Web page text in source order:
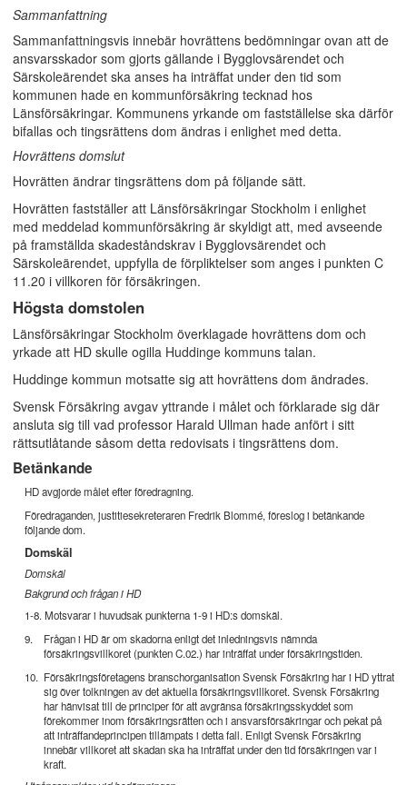
Sammanfattning
Sammanfattningsvis innebär hovrättens bedömningar ovan att de
ansvarsskador som gjorts gällande i Bygglovsärendet och
Särskoleärendet ska anses ha inträffat under den tid som
kommunen hade en kommunförsäkring tecknad hos
Länsförsäkringar. Kommunens yrkande om fastställelse ska därför
bifallas och tingsrättens dom ändras i enlighet med detta.
Hovrättens domslut
Hovrätten ändrar tingsrättens dom på följande sätt.
Hovrätten fastställer att Länsförsäkringar Stockholm i enlighet
med meddelad kommunförsäkring är skyldigt att, med avseende
på framställda skadeståndskrav i Bygglovsärendet och
Särskoleärendet, uppfylla de förpliktelser som anges i punkten C
11.20 i villkoren för försäkringen.
Högsta domstolen
Länsförsäkringar Stockholm överklagade hovrättens dom och
yrkade att HD skulle ogilla Huddinge kommuns talan.
Huddinge kommun motsatte sig att hovrättens dom ändrades.
Svensk Försäkring avgav yttrande i målet och förklarade sig där
ansluta sig till vad professor Harald Ullman hade anfört i sitt
rättsutlåtande såsom detta redovisats i tingsrättens dom.
Betänkande
HD avgjorde målet efter föredragning.
Föredraganden, justitiesekreteraren Fredrik Blommé, föreslog i betänkande
följande dom.
Domskäl
Domskäl
Bakgrund och frågan i HD
1-8. Motsvarar i huvudsak punkterna 1-9 i HD:s domskäl.
9.
Frågan i HD är om skadorna enligt det inledningsvis nämnda
försäkringsvillkoret (punkten C.02.) har inträffat under försäkringstiden.
10. Försäkringsföretagens branschorganisation Svensk Försäkring har i HD yttrat
sig över tolkningen av det aktuella försäkringsvillkoret. Svensk Försäkring
har hänvisat till de principer för att avgränsa försäkringsskyddet som
förekommer inom försäkringsrätten och i ansvarsförsäkringar och pekat på
att inträffandeprincipen tillämpats i detta fall. Enligt Svensk Försäkring
innebär villkoret att skadan ska ha inträffat under den tid försäkringen var i
kraft.